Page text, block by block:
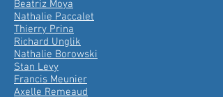
Beatriz Moya
Nathalie Paccalet
Thierry Prina
Richard Unglik
Nathalie Borowski
Stan Levy
Francis Meunier
Axelle Remeaud